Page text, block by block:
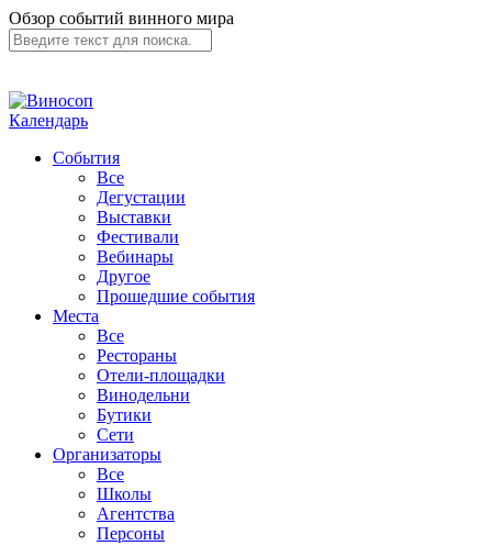
Обзор событий винного мира
Календарь
События
Все
Дегустации
Выставки
Фестивали
Вебинары
Другое
Прошедшие события
Места
Все
Рестораны
Отели-площадки
Винодельни
Бутики
Сети
Организаторы
Все
Школы
Агентства
Персоны